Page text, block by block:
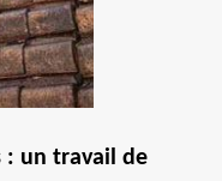
: un travail de